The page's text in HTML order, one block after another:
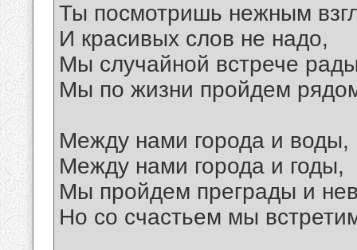
Ты посмотришь нежным
И красивых слов не надо,
Мы случайной встрече
Мы по жизни пройдем
Между нами города и воды,
Между нами города и годы,
Мы пройдем преграды и
Но со счастьем мы